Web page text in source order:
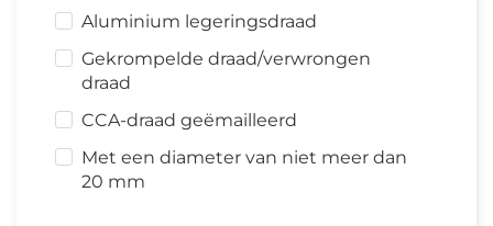
Aluminium legeringsdraad
Gekrompelde draad/verwrongen
draad
CCA-draad geëmailleerd
Met een diameter van niet meer dan
20 mm